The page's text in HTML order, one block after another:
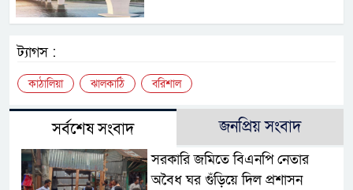
ট্যাগস :
কাঠালিয়া ঝালকাঠি বরিশাল
সর্বশেষ সংবাদ জনপ্রিয় সংবাদ
সরকারি জমিতে বিএনপি নেতার
অবৈধ ঘর গুঁড়িয়ে দিল প্রশাসন